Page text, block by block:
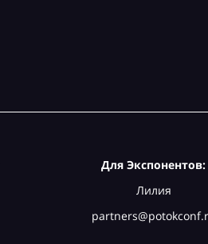
Для Экспонентов:
Лилия